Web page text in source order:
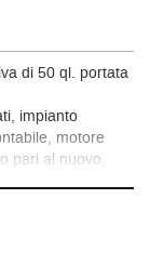
di 50 ql. portata
impianto
motore
pari al nuovo,